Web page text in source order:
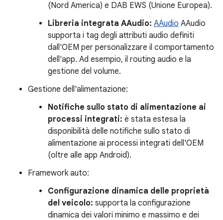
(Nord America) e DAB EWS (Unione Europea).
Libreria integrata AAudio: AAudio AAudio
supporta i tag degli attributi audio definiti
dall'OEM per personalizzare il comportamento
dell'app. Ad esempio, il routing audio e la
gestione del volume.
Gestione dell'alimentazione:
Notifiche sullo stato di alimentazione ai
processi integrati: è stata estesa la
disponibilità delle notifiche sullo stato di
alimentazione ai processi integrati dell'OEM
(oltre alle app Android).
Framework auto:
Configurazione dinamica delle proprietà
del veicolo: supporta la configurazione
dinamica dei valori minimo e massimo e dei